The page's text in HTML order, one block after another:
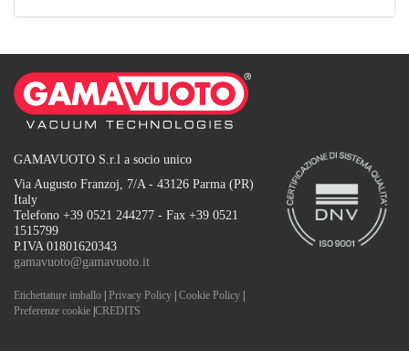
GAMAVUOTO S.r.l a socio unico
Via Augusto Franzoj, 7/A - 43126 Parma (PR)
Italy
Telefono +39 0521 244277 - Fax +39 0521
1515799
P.IVA 01801620343
gamavuoto@gamavuoto.it
Etichettature imballo Privacy Policy Cookie Policy
Preferenze cookie CREDITS